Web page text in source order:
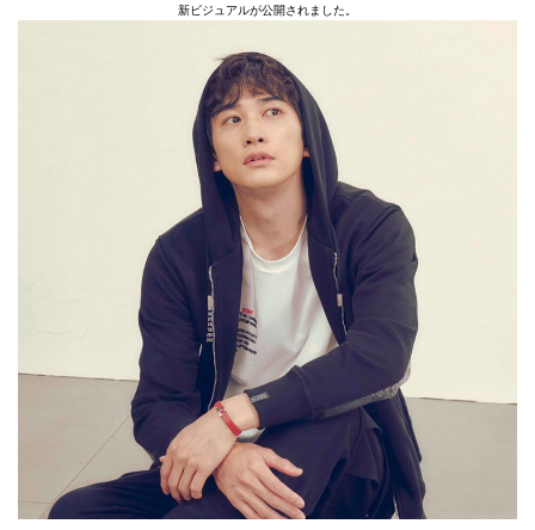
新ビジュアルが公開されました。